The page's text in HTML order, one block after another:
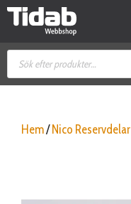
Hoppa
Produktsökning
Hem/ Nico Reservdelar